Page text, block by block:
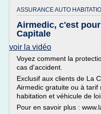
ASSURANCE AUTO
Airmedic, c'est
Capitale
voir la vidéo
Voyez comment la
cas d'accident.
Exclusif aux clients de La
Airmedic gratuite ou à tarif
habitation et véhicule de
Pour en savoir plus :